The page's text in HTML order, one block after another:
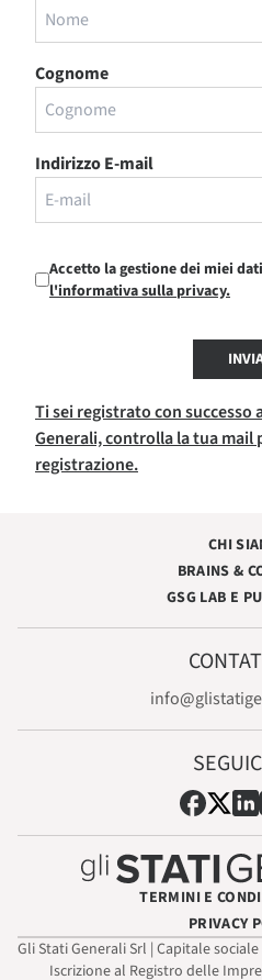
Cognome
Indirizzo E-mail
Accetto la gestione dei miei
l'informativa sulla privacy.
Ti sei registrato con
Generali, controlla la tua mail
registrazione.
CHI
BRAINS &
GSG LAB E
TERMINI E
PRIVACY
Gli Stati Generali Srl | Capitale sociale
Iscrizione al Registro delle